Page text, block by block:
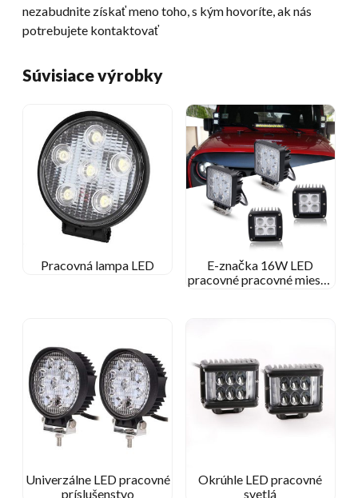
nezabudnite získať meno toho, s kým hovoríte, ak nás
potrebujete kontaktovať
Súvisiace výrobky
Pracovná lampa LED
E-značka 16W LED
pracovné pracovné miesto
Univerzálne LED pracovné
príslušenstvo
Okrúhle LED pracovné
svetlá